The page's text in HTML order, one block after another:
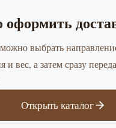
выбрать
и вес, а затем сразу
Открыть каталог